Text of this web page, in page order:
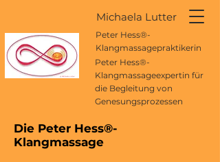
Michaela Lutter
Peter Hess®-
Klangmassagepraktikerin
Peter Hess®-
Klangmassageexpertin für
die Begleitung von
Genesungsprozessen
Die Peter Hess®-
Klangmassage